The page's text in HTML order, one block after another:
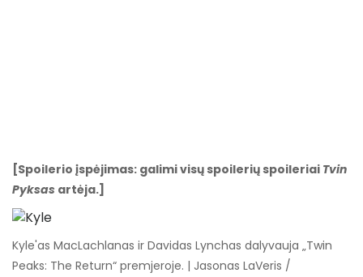
[Spoilerio įspėjimas: galimi visų spoilerių spoileriai Tvin
Pyksas artėja.]
Kyle'as MacLachlanas ir Davidas Lynchas dalyvauja „Twin
Peaks: The Return“ premjeroje. | Jasonas LaVeris /